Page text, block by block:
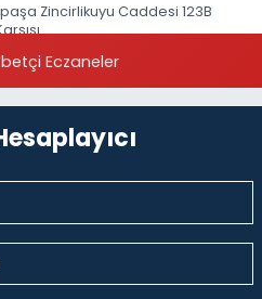
Zincirlikuyu Caddesi 123B
AlEczaneler